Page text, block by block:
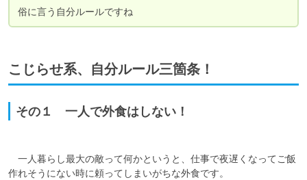
俗に言う自分ルールですね
こじらせ系、自分ルール三箇条！
その１ 一人で外食はしない！
一人暮らし最大の敵って何かというと、仕事で夜遅くなってご飯
作れそうにない時に頼ってしまいがちな外食です。